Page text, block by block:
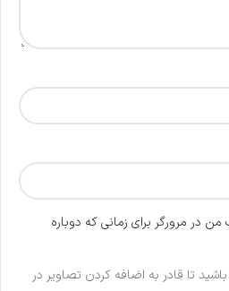
در مرورگر برای زمانی که دوباره
تا قادر به اضافه کردن تصاویر در